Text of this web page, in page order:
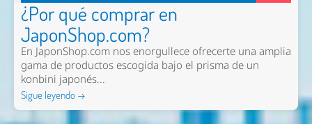
¿Por qué comprar en
JaponShop.com?
En JaponShop.com nos enorgullece ofrecerte una amplia
gama de productos escogida bajo el prisma de un
konbini japonés...
Sigue leyendo →